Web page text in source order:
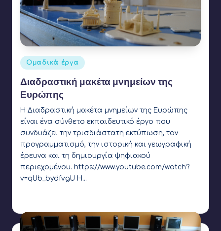
Αναρτήθηκε
σε
Ομαδικά έργα
Διαδραστική μακέτα μνημείων της
Ευρώπης
Η Διαδραστική μακέτα μνημείων της Ευρώπης
είναι ένα σύνθετο εκπαιδευτικό έργο που
συνδυάζει την τρισδιάστατη εκτύπωση, τον
προγραμματισμό, την ιστορική και γεωγραφική
έρευνα και τη δημιουργία ψηφιακού
περιεχομένου. https://www.youtube.com/watch?
v=qUb_bydfvgU Η…